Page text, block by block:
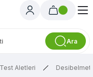
Ara
Aletleri